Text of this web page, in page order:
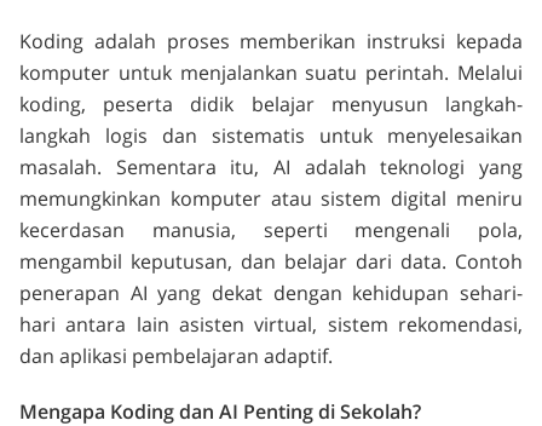
Koding adalah proses memberikan instruksi kepada
komputer untuk menjalankan suatu perintah. Melalui
koding, peserta didik belajar menyusun langkah-
langkah logis dan sistematis untuk menyelesaikan
masalah. Sementara itu, AI adalah teknologi yang
memungkinkan komputer atau sistem digital meniru
kecerdasan manusia, seperti mengenali pola,
mengambil keputusan, dan belajar dari data. Contoh
penerapan AI yang dekat dengan kehidupan sehari-
hari antara lain asisten virtual, sistem rekomendasi,
dan aplikasi pembelajaran adaptif.
Mengapa Koding dan AI Penting di Sekolah?